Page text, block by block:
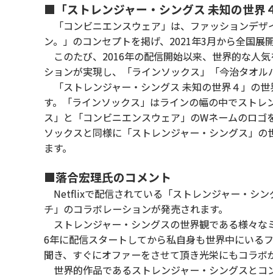
■「ストレンジャー・シングス 未知の世界
「コンビニエンスウェア」は、ファッションデ
ン。」のコンセプトを掲げ、2021年3月から全国
このたび、2016年の配信開始以来、世界的な人
ションが実現し、「ラインソックス」「今治タオ
「ストレンジャー・シングス 未知の世界４」の
す。「ラインソックス」はラインの幅の中でスト
ス」と「コンビニエンスウェア」のWネームのロ
ソックスと同様に「ストレンジャー・シングス」
ます。
■落合宏理氏のコメント
Netflixで配信されている「ストレンジャー・シ
チ」のコラボレーションが発売されます。
ストレンジャー・シングスの世界観である様々
6年に配信スタートしてから私自身も世界中にいる
聞き、すぐにオファーをさせて頂き光栄にもコラボ
世界的作品であるストレンジャー・シングスと